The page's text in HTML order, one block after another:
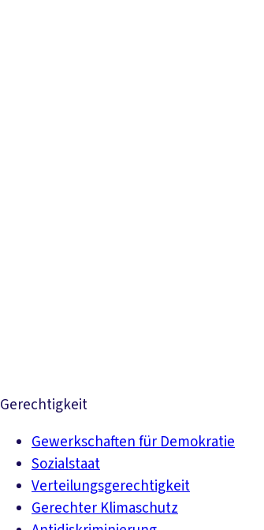
Gerechtigkeit
Gewerkschaften für Demokratie
Sozialstaat
Verteilungsgerechtigkeit
Gerechter Klimaschutz